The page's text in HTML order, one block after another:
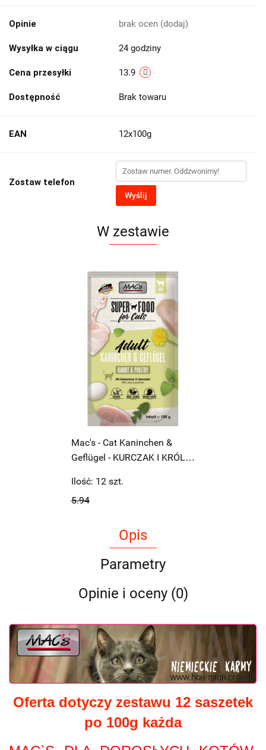
Opinie brak ocen (dodaj)
Wysyłka w ciągu 24 godziny
Cena przesyłki 13.9
Dostępność Brak towaru
EAN 12x100g
Zostaw telefon
Wyślij
W zestawie
Mac's - Cat Kaninchen &
Geflügel - KURCZAK I KRÓLIK
5.94
Ilość: 12 szt.
Opis
Parametry
Opinie i oceny (0)
Oferta dotyczy zestawu 12 saszetek
po 100g każda